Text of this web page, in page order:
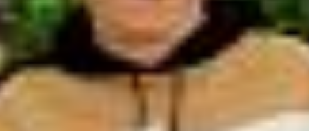
O coito interrompido do Paulinho Gogó! | A Praça é Nossa
Chico da Tiana desabafa: "Coitado do Paulinho Gogó" | A Praça é
Nossa
A Praça É Nossa (23/07/26)